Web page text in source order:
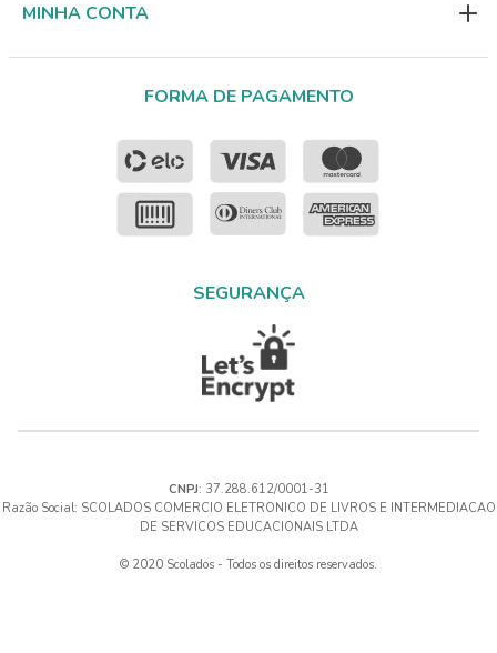
MINHA CONTA
FORMA DE PAGAMENTO
SEGURANÇA
CNPJ: 37.288.612/0001-31
Razão Social: SCOLADOS COMERCIO ELETRONICO DE LIVROS E INTERMEDIACAO
DE SERVICOS EDUCACIONAIS LTDA
© 2020 Scolados - Todos os direitos reservados.